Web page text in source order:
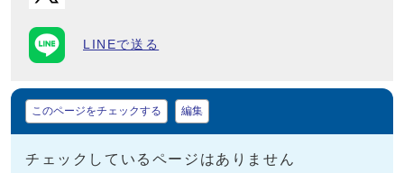
LINEで送る
マイページ
このページをチェックする 編集
チェックしているページはありません